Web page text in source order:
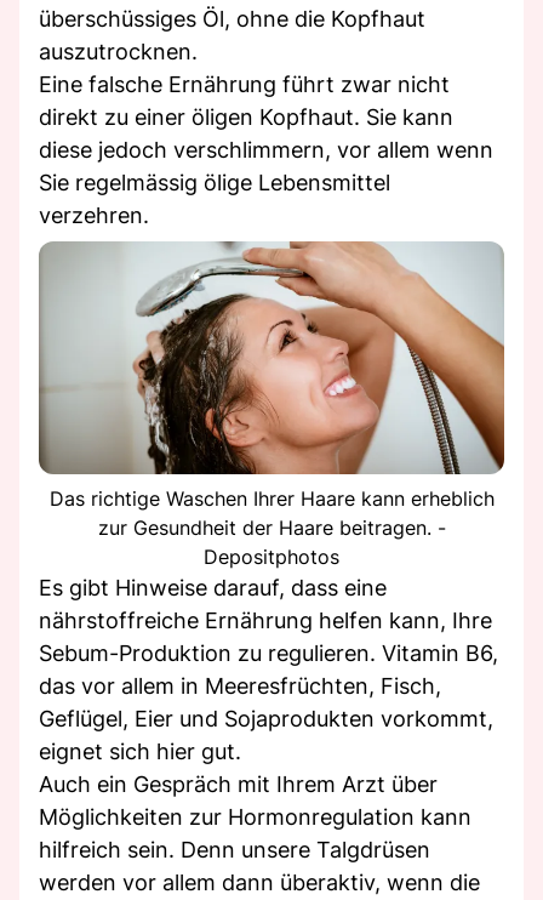
überschüssiges Öl, ohne die Kopfhaut
auszutrocknen.
Eine falsche Ernährung führt zwar nicht
direkt zu einer öligen Kopfhaut. Sie kann
diese jedoch verschlimmern, vor allem wenn
Sie regelmässig ölige Lebensmittel
verzehren.
Das richtige Waschen Ihrer Haare kann erheblich
zur Gesundheit der Haare beitragen. -
Depositphotos
Es gibt Hinweise darauf, dass eine
nährstoffreiche Ernährung helfen kann, Ihre
Sebum-Produktion zu regulieren. Vitamin B6,
das vor allem in Meeresfrüchten, Fisch,
Geflügel, Eier und Sojaprodukten vorkommt,
eignet sich hier gut.
Auch ein Gespräch mit Ihrem Arzt über
Möglichkeiten zur Hormonregulation kann
hilfreich sein. Denn unsere Talgdrüsen
werden vor allem dann überaktiv, wenn die